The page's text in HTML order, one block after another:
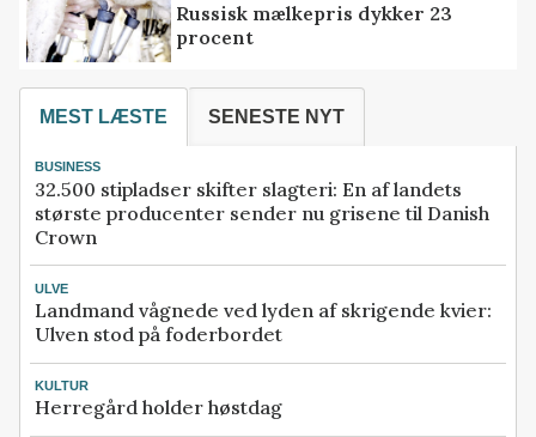
Russisk mælkepris dykker 23
procent
MEST LÆSTE SENESTE NYT
BUSINESS
32.500 stipladser skifter slagteri: En af landets
største producenter sender nu grisene til Danish
Crown
ULVE
Landmand vågnede ved lyden af skrigende kvier:
Ulven stod på foderbordet
KULTUR
Herregård holder høstdag